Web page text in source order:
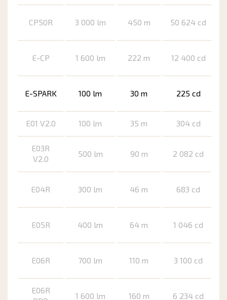
CP50R 3 000 lm 450 m 50 624 cd
E-CP 1 600 lm 222 m 12 400 cd
E-SPARK 100 lm 30 m 225 cd
E01 V2.0 100 lm 35 m 304 cd
E03R
V2.0
500 lm 90 m 2 082 cd
E04R 300 lm 46 m 683 cd
E05R 400 lm 64 m 1 046 cd
E06R 700 lm 110 m 3 100 cd
E06R
1 600 lm 160 m 6 234 cd